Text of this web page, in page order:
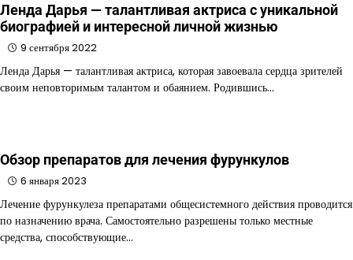
Ленда Дарья — талантливая актриса с уникальной
биографией и интересной личной жизнью
9 сентября 2022
Ленда Дарья — талантливая актриса, которая завоевала сердца зрителей
своим неповторимым талантом и обаянием. Родившись…
Обзор препаратов для лечения фурункулов
6 января 2023
Лечение фурункулеза препаратами общесистемного действия проводится
по назначению врача. Самостоятельно разрешены только местные
средства, способствующие…